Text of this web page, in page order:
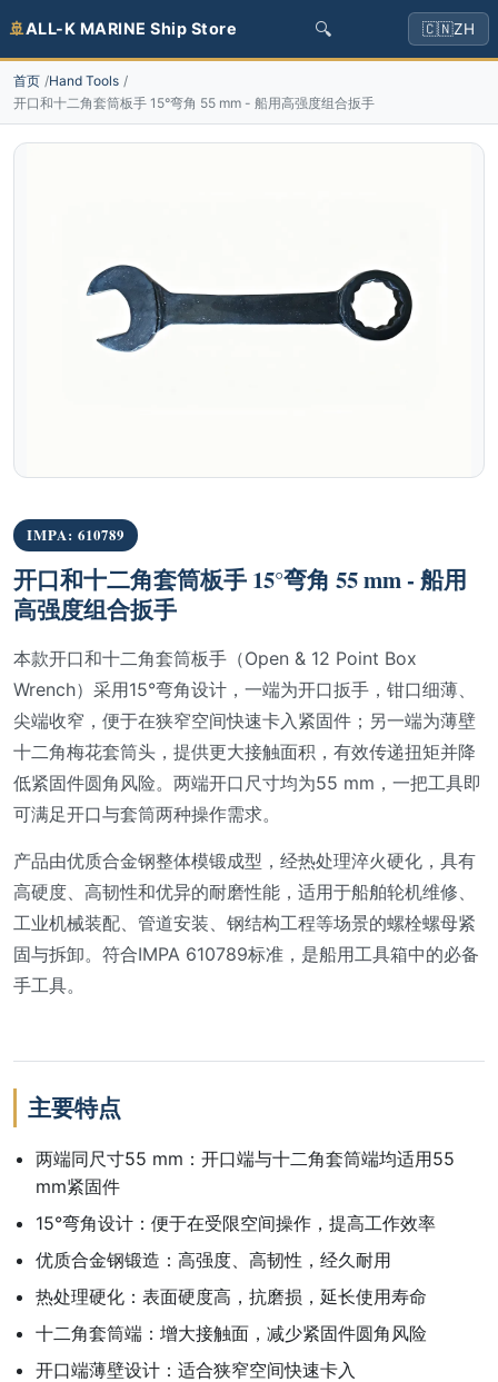
🚢ALL-K MARINE Ship Store 🔍 🇨🇳ZH
首页 Hand Tools
开口和十二角套筒板手 15°弯角 55 mm - 船用高强度组合扳手
IMPA: 610789
开口和十二角套筒板手 15°弯角 55 mm - 船用
高强度组合扳手
本款开口和十二角套筒板手（Open & 12 Point Box
Wrench）采用15°弯角设计，一端为开口扳手，钳口细薄、
尖端收窄，便于在狭窄空间快速卡入紧固件；另一端为薄壁
十二角梅花套筒头，提供更大接触面积，有效传递扭矩并降
低紧固件圆角风险。两端开口尺寸均为55 mm，一把工具即
可满足开口与套筒两种操作需求。
产品由优质合金钢整体模锻成型，经热处理淬火硬化，具有
高硬度、高韧性和优异的耐磨性能，适用于船舶轮机维修、
工业机械装配、管道安装、钢结构工程等场景的螺栓螺母紧
固与拆卸。符合IMPA 610789标准，是船用工具箱中的必备
手工具。
主要特点
两端同尺寸55 mm：开口端与十二角套筒端均适用55
mm紧固件
15°弯角设计：便于在受限空间操作，提高工作效率
优质合金钢锻造：高强度、高韧性，经久耐用
热处理硬化：表面硬度高，抗磨损，延长使用寿命
十二角套筒端：增大接触面，减少紧固件圆角风险
开口端薄壁设计：适合狭窄空间快速卡入